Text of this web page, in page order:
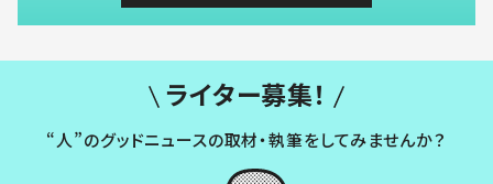
ライター募集！
“人”のグッドニュースの取材・執筆をしてみませんか？